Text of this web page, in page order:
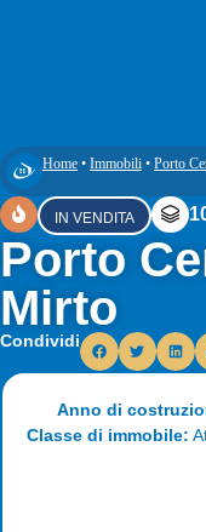
Home • Immobili • Porto
IN VENDITA
Porto
Mirto
Condividi
Anno di
Classe di immobile: